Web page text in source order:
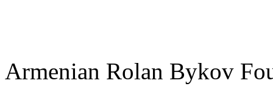
Armenian Rolan Bykov